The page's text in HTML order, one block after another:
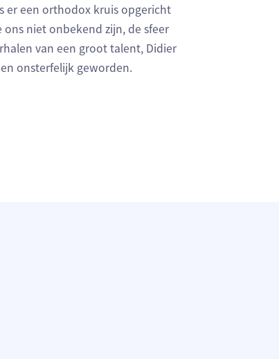
er een orthodox kruis opgericht
niet onbekend zijn, de sfeer
van een groot talent, Didier
onsterfelijk geworden.